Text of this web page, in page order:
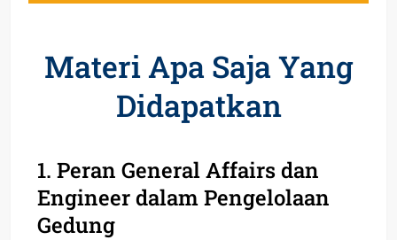
Materi Apa Saja Yang
Didapatkan
1. Peran General Affairs dan
Engineer dalam Pengelolaan
Gedung